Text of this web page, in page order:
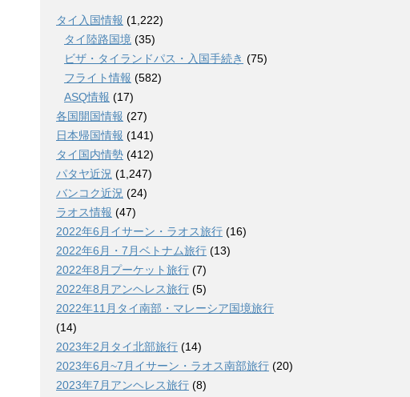
タイ入国情報 (1,222)
タイ陸路国境 (35)
ビザ・タイランドパス・入国手続き (75)
フライト情報 (582)
ASQ情報 (17)
各国開国情報 (27)
日本帰国情報 (141)
タイ国内情勢 (412)
パタヤ近況 (1,247)
バンコク近況 (24)
ラオス情報 (47)
2022年6月イサーン・ラオス旅行 (16)
2022年6月・7月ベトナム旅行 (13)
2022年8月プーケット旅行 (7)
2022年8月アンヘレス旅行 (5)
2022年11月タイ南部・マレーシア国境旅行
(14)
2023年2月タイ北部旅行 (14)
2023年6月~7月イサーン・ラオス南部旅行 (20)
2023年7月アンヘレス旅行 (8)